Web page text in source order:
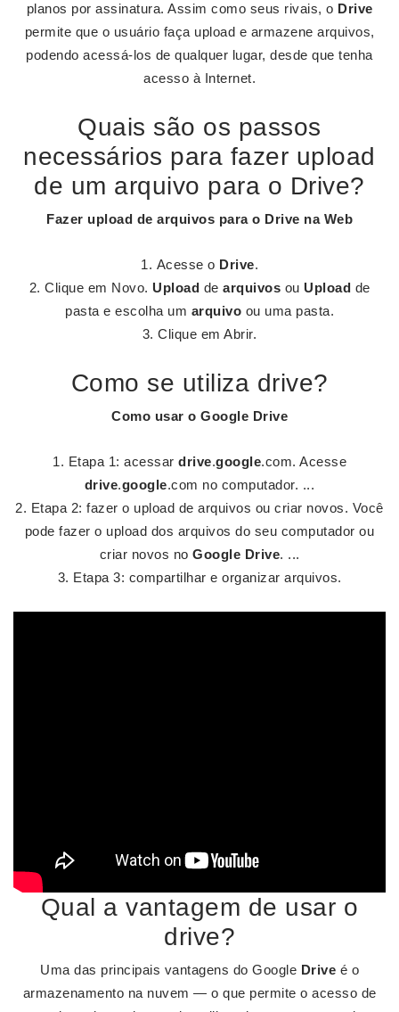
planos por assinatura. Assim como seus rivais, o Drive
permite que o usuário faça upload e armazene arquivos,
podendo acessá-los de qualquer lugar, desde que tenha
acesso à Internet.
Quais são os passos
necessários para fazer upload
de um arquivo para o Drive?
Fazer upload de arquivos para o Drive na Web
Acesse o Drive.
Clique em Novo. Upload de arquivos ou Upload de
pasta e escolha um arquivo ou uma pasta.
Clique em Abrir.
Como se utiliza drive?
Como usar o Google Drive
Etapa 1: acessar drive.google.com. Acesse
drive.google.com no computador. ...
Etapa 2: fazer o upload de arquivos ou criar novos. Você
pode fazer o upload dos arquivos do seu computador ou
criar novos no Google Drive. ...
Etapa 3: compartilhar e organizar arquivos.
Qual a vantagem de usar o
drive?
Uma das principais vantagens do Google Drive é o
armazenamento na nuvem — o que permite o acesso de